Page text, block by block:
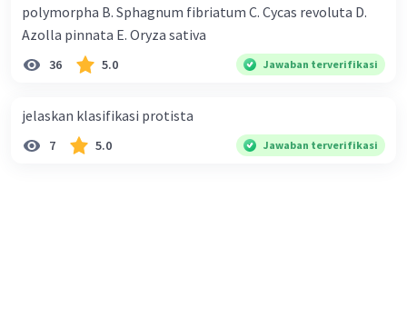
polymorpha B. Sphagnum fibriatum C. Cycas revoluta D.
Azolla pinnata E. Oryza sativa
36 5.0 Jawaban terverifikasi
jelaskan klasifikasi protista
7 5.0 Jawaban terverifikasi